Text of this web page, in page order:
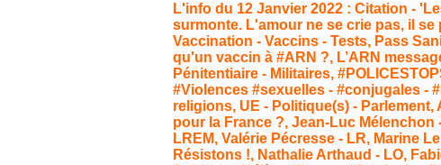
L'info du 12 Janvier 2022 : Citation -
surmonte. L'amour ne se crie pas, il
Vaccination - Vaccins - Tests, Pass
qu'un vaccin à #ARN ?, L’ARN
Pénitentiaire - Militaires,
#Violences #sexuelles - #conjugales -
religions, UE - Politique(s) -
pour la France ?, Jean-Luc Mélenchon
LREM, Valérie Pécresse - LR, Marine
Résistons !, Nathalie Arthaud - LO,